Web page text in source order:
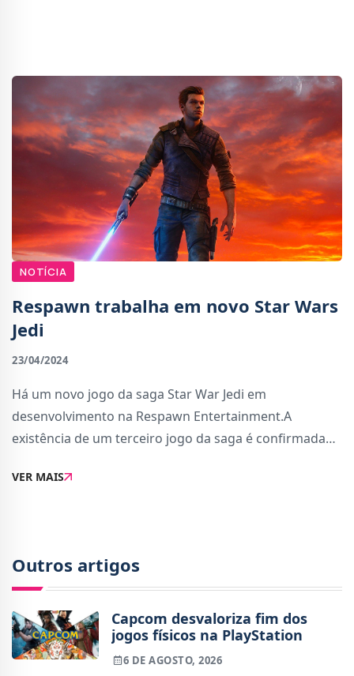
NOTÍCIA
Respawn trabalha em novo Star Wars
Jedi
23/04/2024
Há um novo jogo da saga Star War Jedi em
desenvolvimento na Respawn Entertainment.A
existência de um terceiro jogo da saga é confirmada
Writer. Na oferta de emprego, é dito que o estúdio
VER MAIS
Outros artigos
Capcom desvaloriza fim dos
jogos físicos na PlayStation
6 DE AGOSTO, 2026